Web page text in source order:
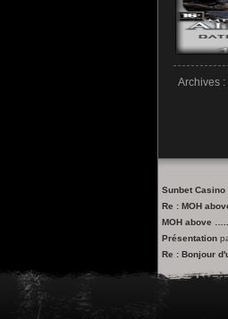
Archives :
Sunbet Casino
Re : MOH
MOH above …..
Présentation
Re : Bonjour